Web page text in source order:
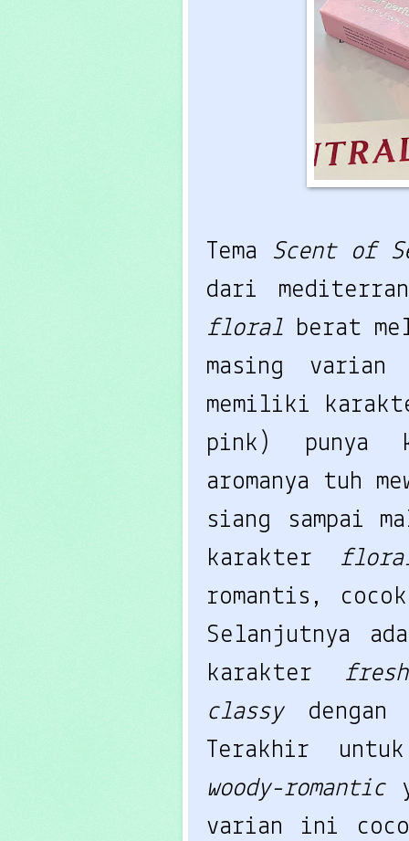
Tema Scent of
dari
floral berat
masing
memiliki
pink)
aromanya tuh
siang sampai
karakter
romantis,
Selanjutnya
karakter
classy
Terakhir
woody-romantic
varian ini